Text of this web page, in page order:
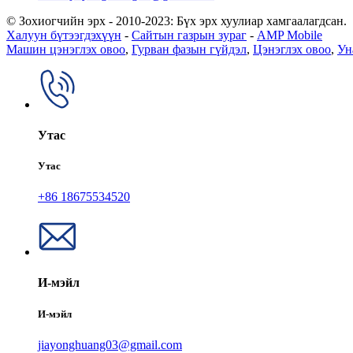
© Зохиогчийн эрх - 2010-2023: Бүх эрх хуулиар хамгаалагдсан.
Халуун бүтээгдэхүүн - Сайтын газрын зураг - AMP Mobile
Машин цэнэглэх овоо, Гурван фазын гүйдэл, Цэнэглэх овоо,
Утас
Утас
+86 18675534520
И-мэйл
И-мэйл
jiayonghuang03@gmail.com